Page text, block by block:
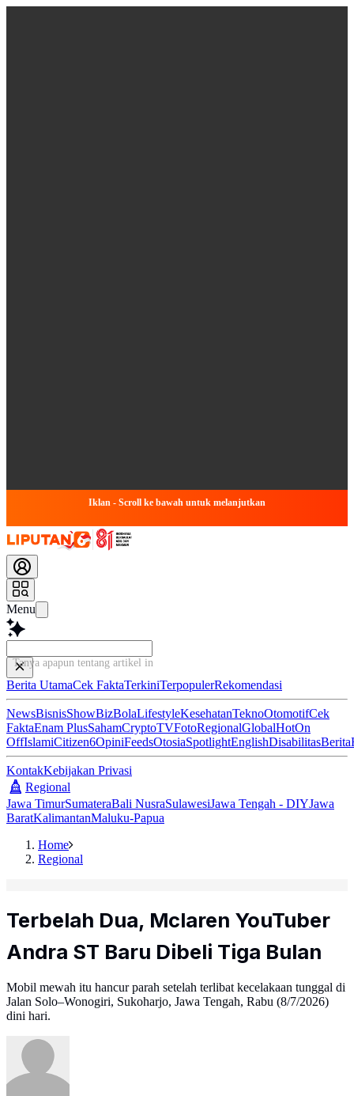
Iklan - Scroll ke bawah untuk melanjutkan
Menu
Tanya apapun tentang artikel ini...
Berita UtamaCek FaktaTerkiniTerpopulerRekomendasi
NewsBisnisShowBizBolaLifestyleKesehatanTeknoOtomotifCek
FaktaEnam PlusSahamCryptoTVFotoRegionalGlobalHotOn
OffIslamiCitizen6OpiniFeedsOtosiaSpotlightEnglishDisabilitasBerita
KontakKebijakan Privasi
Regional
Jawa TimurSumateraBali NusraSulawesiJawa Tengah - DIYJawa
BaratKalimantanMaluku-Papua
Home
Regional
Terbelah Dua, Mclaren YouTuber
Andra ST Baru Dibeli Tiga Bulan
Mobil mewah itu hancur parah setelah terlibat kecelakaan tunggal di
Jalan Solo–Wonogiri, Sukoharjo, Jawa Tengah, Rabu (8/7/2026)
dini hari.